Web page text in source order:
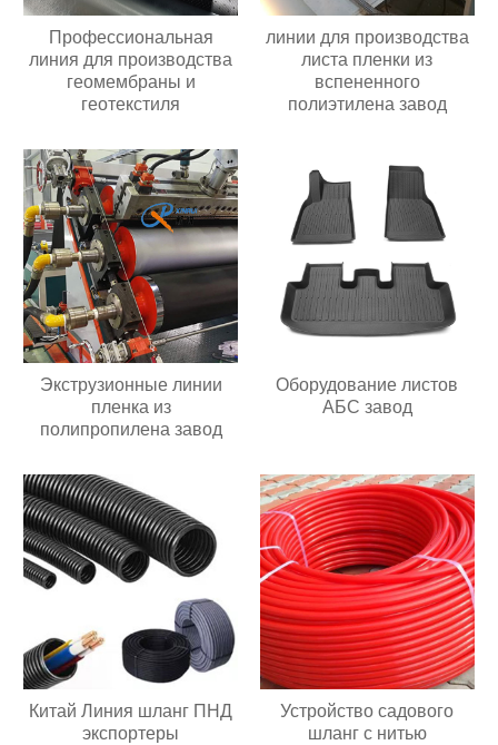
Профессиональная
линия для производства
геомембраны и
геотекстиля
линии для производства
листа пленки из
вспененного
полиэтилена завод
Экструзионные линии
пленка из
полипропилена завод
Оборудование листов
АБС завод
Китай Линия шланг ПНД
экспортеры
Устройство садового
шланг с нитью